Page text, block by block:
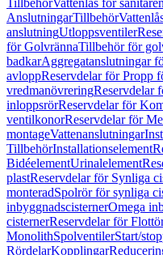
TillbehörVattenlås för
AnslutningarTillbehör
anslutningUtloppsventiler
för GolvrännaTillbehör för
badkarAggregatanslutningar
avloppReservdelar för Propp
vredmanövreringReservdelar
inloppsrörReservdelar för
ventilkonorReservdelar för
montageVattenanslutningar
TillbehörInstallationselement
BidéelementUrinalelement
plastReservdelar för Synliga
monteradSpolrör för synliga
inbyggnadscisternerOmega
cisternerReservdelar för
MonolithSpolventilerStart/
RördelarKopplingar